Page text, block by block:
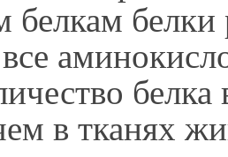
белки
белка
в тканях